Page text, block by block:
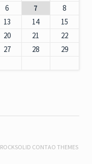
6 7
8
13 14
15
20 21
22
27 28
29
ROCKSOLID CONTAO THEMES